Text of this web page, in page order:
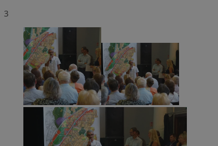
3